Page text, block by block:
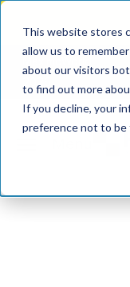
This website stores
allow us to
about our visitors
to find out more
If you decline, your
preference not to be
2026